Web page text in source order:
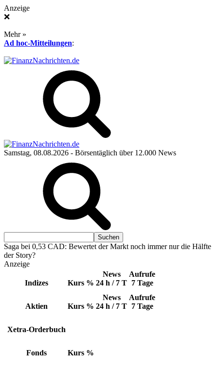
Anzeige
❌
Mehr »
Ad hoc-Mitteilungen:
Samstag, 08.08.2026 - Börsentäglich über 12.000 News
Saga bei 0,53 CAD: Bewertet der Markt noch immer nur die Hälfte
der Story?
Anzeige
Indizes Kurs %
News
24 h / 7 T
Aufrufe
7 Tage
Aktien Kurs %
News
24 h / 7 T
Aufrufe
7 Tage
Xetra-Orderbuch
Fonds Kurs %